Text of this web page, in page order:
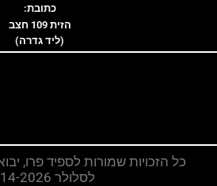
כתובת:
הזית 109 חצב
(ליד גדרה)
כל הזכויות שמורות לספיד פרו,
לסלולר 2014-2026